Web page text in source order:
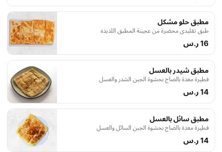
مطبق حلو مشكل
طبق تقليدي محضرة من عجينة المطبق اللذيذه
16 ر.س
مطبق شيدر بالعسل
فطيرة معدة بالصاج بحشوة الجبن الشدر والعسل
14 ر.س
مطبق سائل بالعسل
فطيرة معدة بالصاج بحشوة الجبن السائل والعسل
14 ر.س